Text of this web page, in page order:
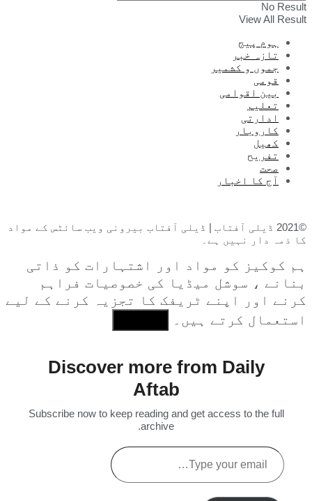
No Result
View All Result
ہوم پیج
تازہ خبر
جموں و کشمیر
قومی
بین اقوامی
تعلیم
ادارتی
کاروبار
کھیل
تفریح
صحت
آج کا اخبار
©2021 ڈیلی آفتاب | ڈیلی آفتاب بیرونی ویب سائٹس کے مواد
کا ذمہ دار نہیں ہے۔
ہم کوکیز کو مواد اور اشتہارات کو ذاتی
بنانے ، سوشل میڈیا کی خصوصیات فراہم
کرنے اور اپنے ٹریفک کا تجزیہ کرنے کے لیے
استعمال کرتے ہیں۔
Discover more from Daily
Aftab
Subscribe now to keep reading and get access to the full
archive.
Type
your